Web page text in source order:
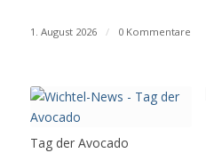
1. August 2026 / 0 Kommentare
Tag der Avocado